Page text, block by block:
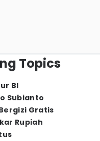
Topics
BI
Subianto
Gratis
Rupiah